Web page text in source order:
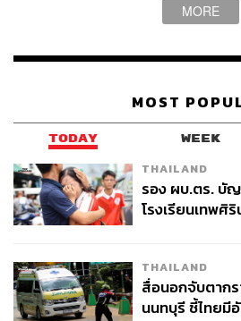
Eloisa Lopez / Reuters
ela-rosa-icc-arrest-warrant-
https://www.nytimes.com/
rte-icc-bato-delarosa-
ml
https://newsinfo.inquirer.net/
still-in-senate-doesnt-plan-to-
nald-dela-rosa-philippine-
otout-2026-05-13/
MORE
MOST
TODAY WEEK
THAILAND
รอง ผบ.ตร. บั
โรงเรียนเทพศิ
THAILAND
สื่อนอกจับตากร
นนทบุรี ชี้ไทยมี